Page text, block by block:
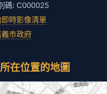
碼: C000025
時影像清單
義市政府
在位置的地圖